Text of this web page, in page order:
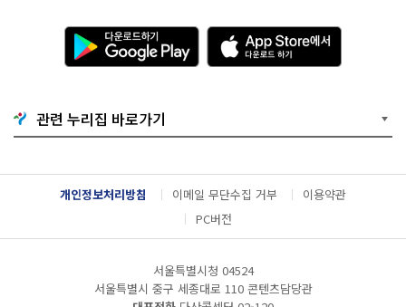
다
운
로
기
G
o
g
l
e
l
A
p
p
e
서
다
운
드
관련 누리집 바로가기
개인정보처리방침 이메일 무단수집 거부
이용약관
PC버전
서울특별시청 04524
서울특별시 중구 세종대로 110 콘텐츠담당관